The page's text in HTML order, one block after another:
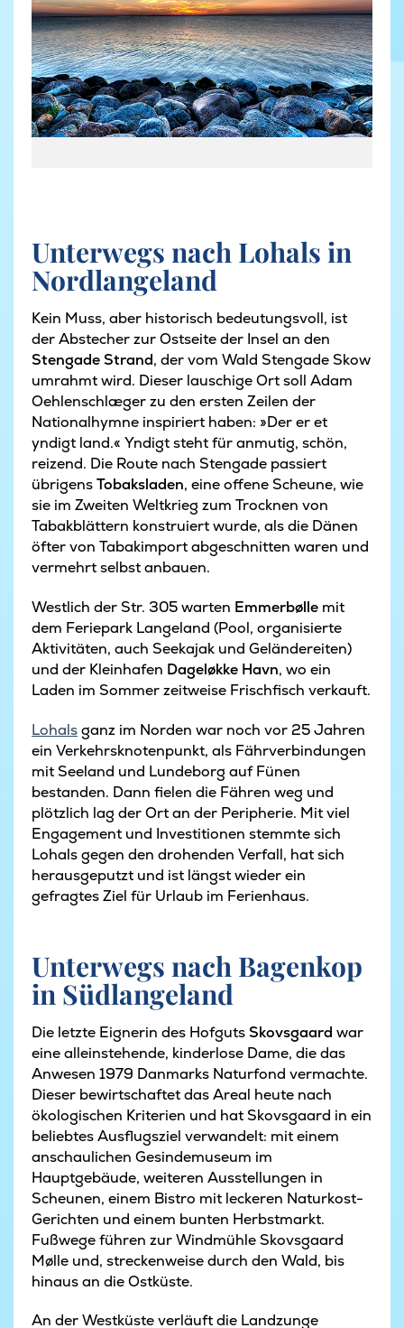
Unterwegs nach Lohals in
Nordlangeland
Kein Muss, aber historisch bedeutungsvoll, ist
der Abstecher zur Ostseite der Insel an den
Stengade Strand, der vom Wald Stengade Skow
umrahmt wird. Dieser lauschige Ort soll Adam
Oehlenschlæger zu den ersten Zeilen der
Nationalhymne inspiriert haben: »Der er et
yndigt land.« Yndigt steht für anmutig, schön,
reizend. Die Route nach Stengade passiert
übrigensTobaksladen, eine offene Scheune, wie
sie im Zweiten Weltkrieg zum Trocknen von
Tabakblättern konstruiert wurde, als die Dänen
öfter von Tabakimport abgeschnitten waren und
vermehrt selbst anbauen.
Westlich der Str. 305 warten Emmerbølle mit
dem Feriepark Langeland (Pool, organisierte
Aktivitäten, auch Seekajak und Geländereiten)
und der Kleinhafen Dageløkke Havn, wo ein
Laden im Sommer zeitweise Frischfisch verkauft.
Lohalsganz im Norden war noch vor 25 Jahren
ein Verkehrsknotenpunkt, als Fährverbindungen
mit Seeland und Lundeborg auf Fünen
bestanden. Dann fielen die Fähren weg und
plötzlich lag der Ort an der Peripherie. Mit viel
Engagement und Investitionen stemmte sich
Lohals gegen den drohenden Verfall, hat sich
herausgeputzt und ist längst wieder ein
gefragtes Ziel für Urlaub im Ferienhaus.
Unterwegs nach Bagenkop
in Südlangeland
Die letzte Eignerin des HofgutsSkovsgaard war
eine alleinstehende, kinderlose Dame, die das
Anwesen 1979 Danmarks Naturfond vermachte.
Dieser bewirtschaftet das Areal heute nach
ökologischen Kriterien und hat Skovsgaard in ein
beliebtes Ausflugsziel verwandelt: mit einem
anschaulichen Gesindemuseum im
Hauptgebäude, weiteren Ausstellungen in
Scheunen, einem Bistro mit leckeren Naturkost-
Gerichten und einem bunten Herbstmarkt.
Fußwege führen zur Windmühle Skovsgaard
Mølle und, streckenweise durch den Wald, bis
hinaus an die Ostküste.
An der Westküste verläuft die Landzunge